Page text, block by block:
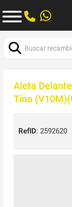
Aleta
Tino
RefID: 2592620